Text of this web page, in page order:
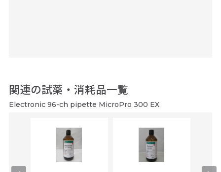
関連の試薬・消耗品一覧
Electronic 96-ch pipette MicroPro 300 EX